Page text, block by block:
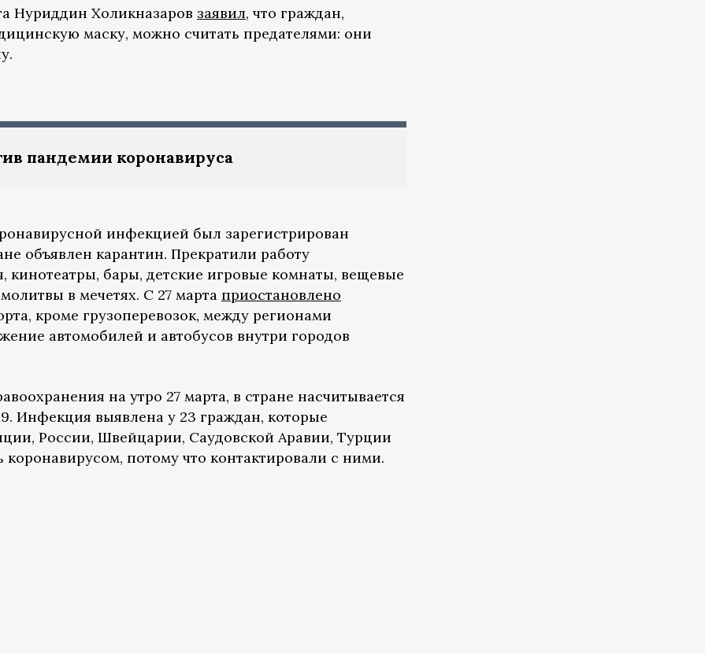
Нуриддин Холикназаров заявил, что граждан,
маску, можно считать предателями: они
пандемии коронавируса
инфекцией был зарегистрирован
объявлен карантин. Прекратили работу
кинотеатры, бары, детские игровые комнаты, вещевые
в мечетях. С 27 марта приостановлено
кроме грузоперевозок, между регионами
автомобилей и автобусов внутри городов
на утро 27 марта, в стране насчитывается
Инфекция выявлена у 23 граждан, которые
России, Швейцарии, Саудовской Аравии, Турции
потому что контактировали с ними.